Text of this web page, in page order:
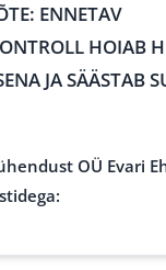
ENNETAV
HOIAB
JA SÄÄSTAB
OÜ Evari